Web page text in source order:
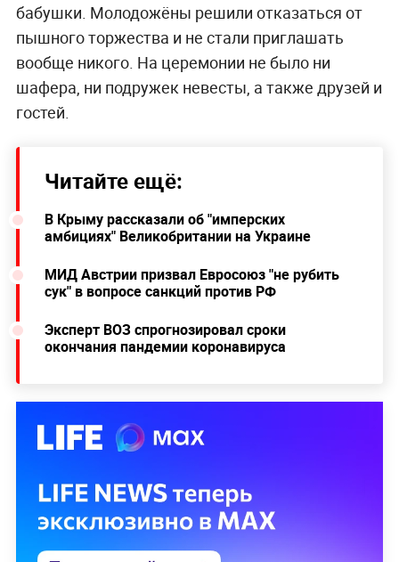
бабушки. Молодожёны решили отказаться от
пышного торжества и не стали приглашать
вообще никого. На церемонии не было ни
шафера, ни подружек невесты, а также друзей и
гостей.
Читайте ещё:
В Крыму рассказали об "имперских
амбициях" Великобритании на Украине
МИД Австрии призвал Евросоюз "не рубить
сук" в вопросе санкций против РФ
Эксперт ВОЗ спрогнозировал сроки
окончания пандемии коронавируса